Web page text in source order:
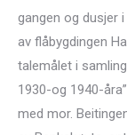
gangen og dusjer
av flåbygdingen
talemålet i
1930-og 1940-
med mor.